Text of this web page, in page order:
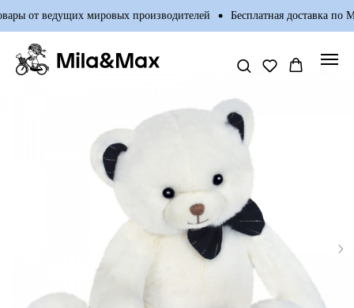
от ведущих мировых производителей Бесплатная доставка по